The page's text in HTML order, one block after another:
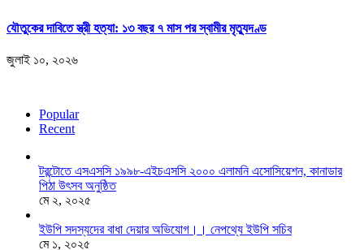
যৌতুকের দাবিতে স্ত্রী হত্যা: ১৩ বছর ৭ মাস পর স্বামীর মৃত্যুদণ্ড
জুলাই ১০, ২০২৬
Popular
Recent
টরন্টোতে এসএসসি ১৯৯৮-এইচএসসি ২০০০ এলামনি এসোসিয়েশন, কানাডার
পিঠা উৎসব অনুষ্ঠিত
মে ২, ২০২৫
ইউপি সদস্যদের বাধা দেয়ার অভিযোগ।। নেপথ্যে ইউপি সচিব
মে ১, ২০২৫